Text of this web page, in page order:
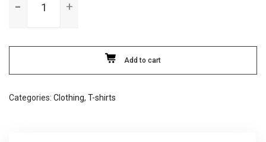
Quality
Add to cart
Categories: Clothing, T-shirts